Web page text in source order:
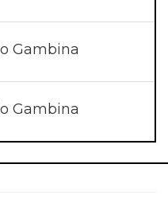
Gambina
Gambina